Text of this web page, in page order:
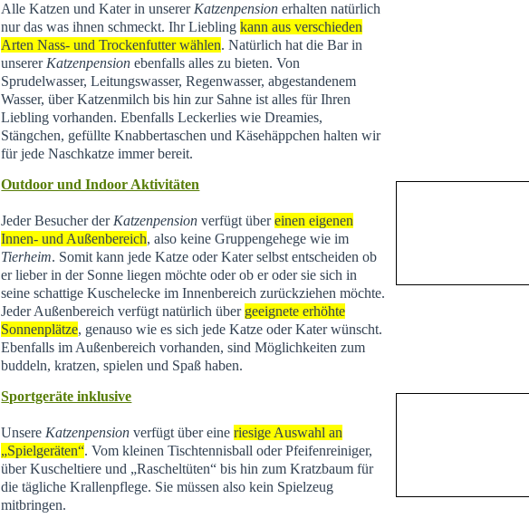
Alle Katzen und Kater in unserer Katzenpension erhalten natürlich
nur das was ihnen schmeckt. Ihr Lieblingkann aus verschieden
Arten Nass- und Trockenfutter wählen. Natürlich hat die Bar in
unserer Katzenpension ebenfalls alles zu bieten. Von
Sprudelwasser, Leitungswasser, Regenwasser, abgestandenem
Wasser, über Katzenmilch bis hin zur Sahne ist alles für Ihren
Liebling vorhanden. Ebenfalls Leckerlies wie Dreamies,
Stängchen, gefüllte Knabbertaschen und Käsehäppchen halten wir
für jede Naschkatze immer bereit.
Outdoor und Indoor Aktivitäten
Jeder Besucher der Katzenpension verfügt übereinen eigenen
Innen- und Außenbereich, also keine Gruppengehege wie im
Tierheim. Somit kann jede Katze oder Kater selbst entscheiden ob
er lieber in der Sonne liegen möchte oder ob er oder sie sich in
seine schattige Kuschelecke im Innenbereich zurückziehen möchte.
Jeder Außenbereich verfügt natürlich über geeignete erhöhte
Sonnenplätze, genauso wie es sich jede Katze oder Kater wünscht.
Ebenfalls im Außenbereich vorhanden, sind Möglichkeiten zum
buddeln, kratzen, spielen und Spaß haben.
Sportgeräte inklusive
Unsere Katzenpension verfügt über eineriesige Auswahl an
„Spielgeräten“. Vom kleinen Tischtennisball oder Pfeifenreiniger,
über Kuscheltiere und „Rascheltüten“ bis hin zum Kratzbaum für
die tägliche Krallenpflege. Sie müssen also kein Spielzeug
mitbringen.